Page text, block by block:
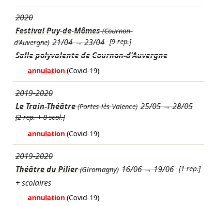
2020
Festival Puy-de-Mômes(Cournon-
d'Auvergne) 21/04→23/04 [9 rep.]
Salle polyvalente de Cournon-d'Auvergne
annulation (Covid-19)
2019-2020
Le Train-Théâtre(Portes-lès-Valence) 25/05→28/05
[2 rep. + 8 scol.]
annulation (Covid-19)
2019-2020
Théâtre du Pilier(Giromagny) 16/06→19/06 [1 rep.]
+ scolaires
annulation (Covid-19)